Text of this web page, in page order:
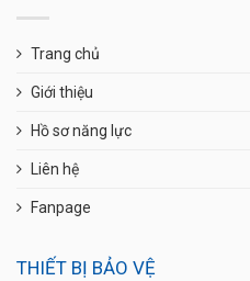
Trang chủ
Giới thiệu
Hồ sơ năng lực
Liên hệ
Fanpage
THIẾT BỊ BẢO VỆ